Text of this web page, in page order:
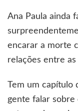
Ana Paula ainda
encarar a morte
relações entre as
Tem um
gente falar